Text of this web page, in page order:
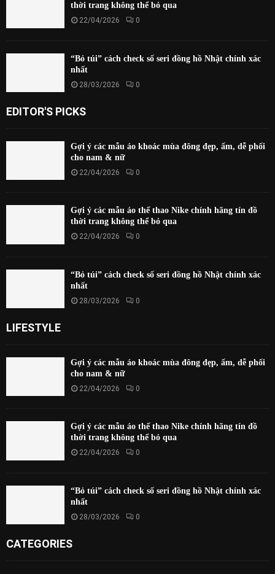
thời trang không thể bỏ qua
22/04/2026 0
“Bỏ túi” cách check số seri đồng hồ Nhật chính xác
nhất
28/03/2026 0
EDITOR'S PICKS
Gợi ý các mẫu áo khoác mùa đông đẹp, ấm, dễ phối
cho nam & nữ
22/04/2026 0
Gợi ý các mẫu áo thể thao Nike chính hãng tín đồ
thời trang không thể bỏ qua
22/04/2026 0
“Bỏ túi” cách check số seri đồng hồ Nhật chính xác
nhất
28/03/2026 0
LIFESTYLE
Gợi ý các mẫu áo khoác mùa đông đẹp, ấm, dễ phối
cho nam & nữ
22/04/2026 0
Gợi ý các mẫu áo thể thao Nike chính hãng tín đồ
thời trang không thể bỏ qua
22/04/2026 0
“Bỏ túi” cách check số seri đồng hồ Nhật chính xác
nhất
28/03/2026 0
CATEGORIES